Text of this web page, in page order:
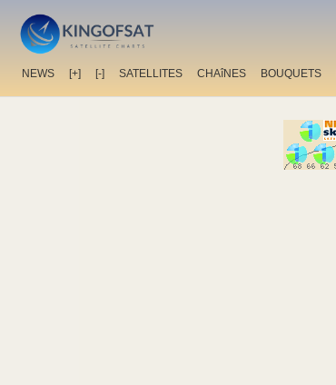
NEWS [+] [-] SATELLITES CHAîNES BOUQUETS